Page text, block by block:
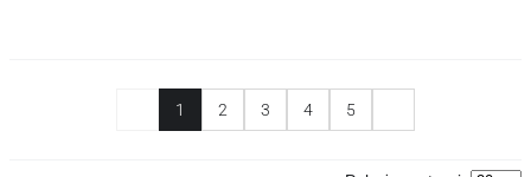
1 2 3 4 5